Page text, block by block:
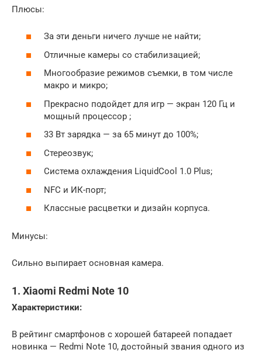
Плюсы:
За эти деньги ничего лучше не найти;
Отличные камеры со стабилизацией;
Многообразие режимов съемки, в том числе
макро и микро;
Прекрасно подойдет для игр — экран 120 Гц и
мощный процессор ;
33 Вт зарядка — за 65 минут до 100%;
Стереозвук;
Система охлаждения LiquidCool 1.0 Plus;
NFC и ИК-порт;
Классные расцветки и дизайн корпуса.
Минусы:
Сильно выпирает основная камера.
1. Xiaomi Redmi Note 10
Характеристики:
В рейтинг смартфонов с хорошей батареей попадает
новинка — Redmi Note 10, достойный звания одного из